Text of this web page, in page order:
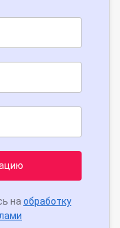
на обработку